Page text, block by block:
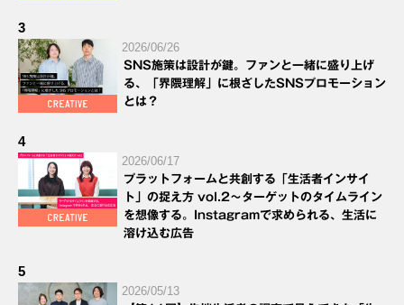
3
2026/06/26
SNS施策は設計が鍵。ファンと一緒に盛り上げ
る、「界隈理解」に根ざしたSNSプロモーション
とは？
4
2026/06/17
プラットフォームと共創する「生活者インサイ
ト」の捉え方 vol.2～ターゲットのタイムライン
を想像する。Instagramで求められる、生活に
溶け込む広告
5
2026/05/13